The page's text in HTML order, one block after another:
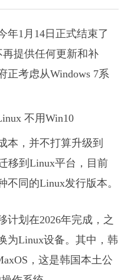
年1月14日正式结束了
再提供任何更新和补
正考虑从Windows 7系
本，并不打算升级到
移到Linux平台，目前
不同的Linux发行版本。
计划在2026年完成，之
为Linux设备。其中，韩
，这是韩国本土公